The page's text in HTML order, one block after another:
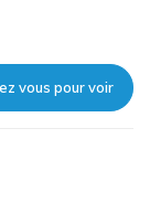
vous pour voir